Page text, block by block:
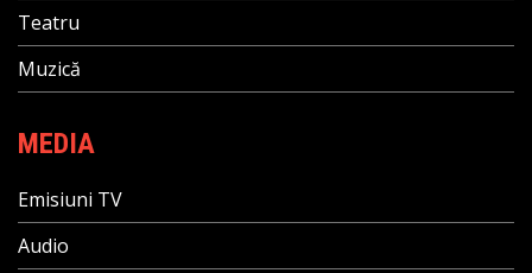
Teatru
Muzică
MEDIA
Emisiuni TV
Audio